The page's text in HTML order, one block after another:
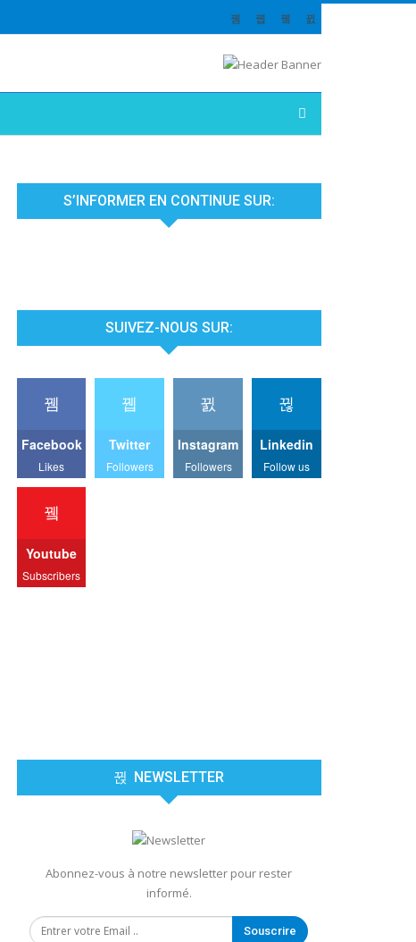
S’INFORMER EN CONTINUE SUR:
SUIVEZ-NOUS SUR:
Facebook
Likes
Twitter
Followers
Instagram
Followers
Linkedin
Follow us
Youtube
Subscribers
NEWSLETTER
Abonnez-vous à notre newsletter pour rester
informé.
Souscrire